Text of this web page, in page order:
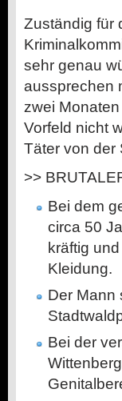
Zuständig für
sehr genau
aussprechen
zwei
Vorfeld nicht
Täter von der
>>
Bei dem
circa 50
kräftig
Kleidung.
Der Mann
Bei der